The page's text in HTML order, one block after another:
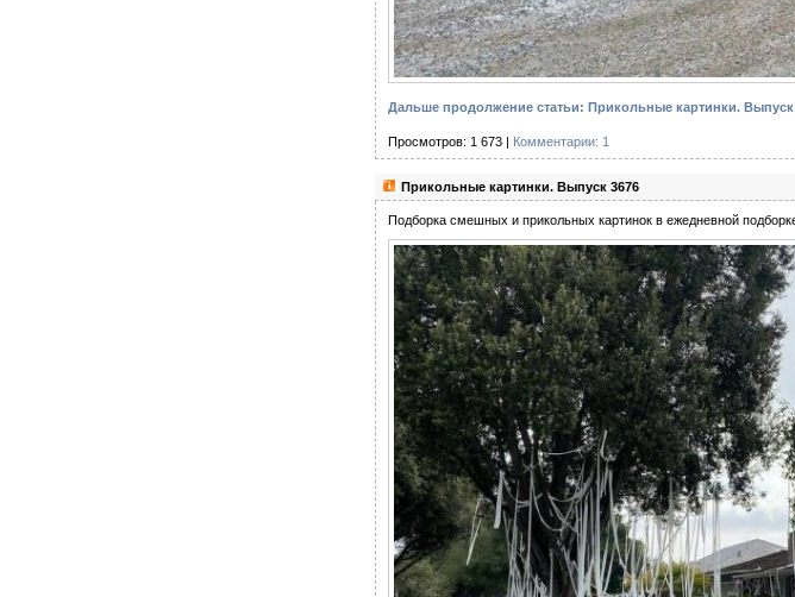
Дальше продолжение статьи: Прикольные картинки. Выпуск
Просмотров: 1 673 | Комментарии: 1
Прикольные картинки. Выпуск 3676
Подборка смешных и прикольных картинок в ежедневной